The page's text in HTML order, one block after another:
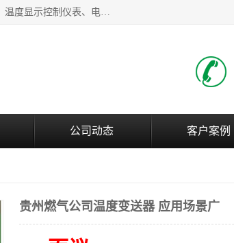
河南新瑞普测控技术有限公司主营：压力变送器、液位变送器、差压变送器、雷达料位计、电容物位计、温度显示控制仪表、电量变送器、流量计、工业自动化系统成套设备。
公司动态 客户案例
贵州燃气公司温度变送器 应用场景广